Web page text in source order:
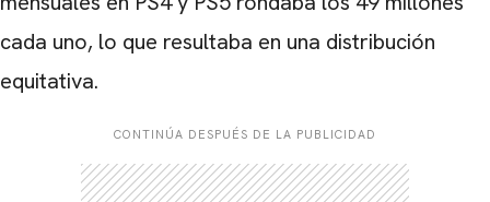
cada uno, lo que resultaba en una distribución
equitativa.
CONTINÚA DESPUÉS DE LA PUBLICIDAD